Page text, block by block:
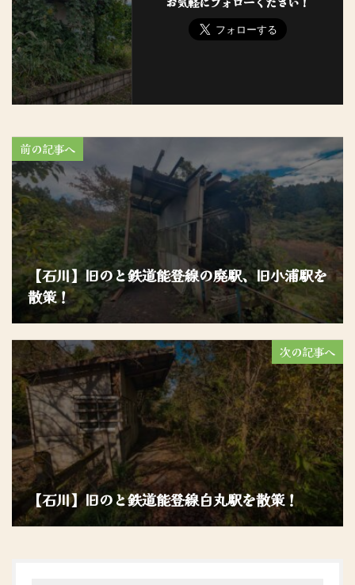
前の記事へ
【石川】旧のと鉄道能登線の廃駅、旧小浦駅を
散策！
次の記事へ
【石川】旧のと鉄道能登線白丸駅を散策！